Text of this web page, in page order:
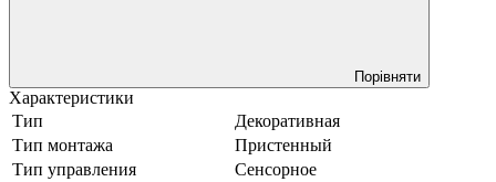
Порівняти
Характеристики
Тип
Декоративная
Тип монтажа
Пристенный
Тип управления
Сенсорное